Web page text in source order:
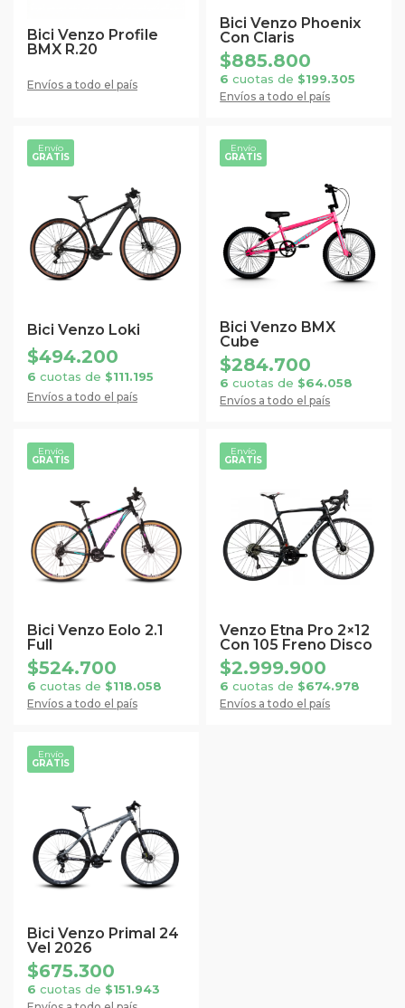
Bici Venzo Profile
BMX R.20
Envíos a todo el país
Bici Venzo Phoenix
Con Claris
Envíos a todo el país
$885.800
6 cuotas de $199.305
se
pueden
elegir
en
de
Bici Venzo Loki
Envío
GRATIS
Envíos a todo el país
$494.200
6 cuotas de $111.195
Este
múltiples
variantes.
Las
se
pueden
elegir
en
de
Bici Venzo BMX
Cube
Envío
GRATIS
Envíos a todo el país
$284.700
6 cuotas de $64.058
Este
múltiples
variantes.
Las
se
pueden
elegir
en
la
de
Bici Venzo Eolo 2.1
Full
Envío
GRATIS
Envíos a todo el país
$524.700
6 cuotas de $118.058
Este
múltiples
variantes.
Las
se
pueden
elegir
en
la
de
Venzo Etna Pro 2×12
Con 105 Freno Disco
Envío
GRATIS
Envíos a todo el país
$2.999.900
6 cuotas de $674.978
Este
producto
múltiples
variantes.
Las
se
pueden
elegir
en
la
Bici Venzo Primal 24
Vel 2026
Envío
GRATIS
$675.300
6 cuotas de $151.943
Este
múltiples
variantes.
Las
se
pueden
elegir
en